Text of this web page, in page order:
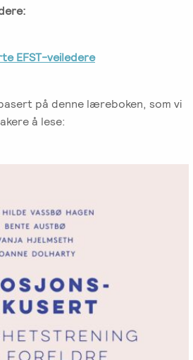
EFST-veiledere
på denne læreboken, som vi
å lese: